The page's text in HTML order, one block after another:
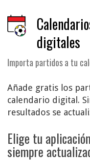
digitales
Importa partidos a tu
Añade gratis los
calendario digital.
resultados se
Elige tu
siempre